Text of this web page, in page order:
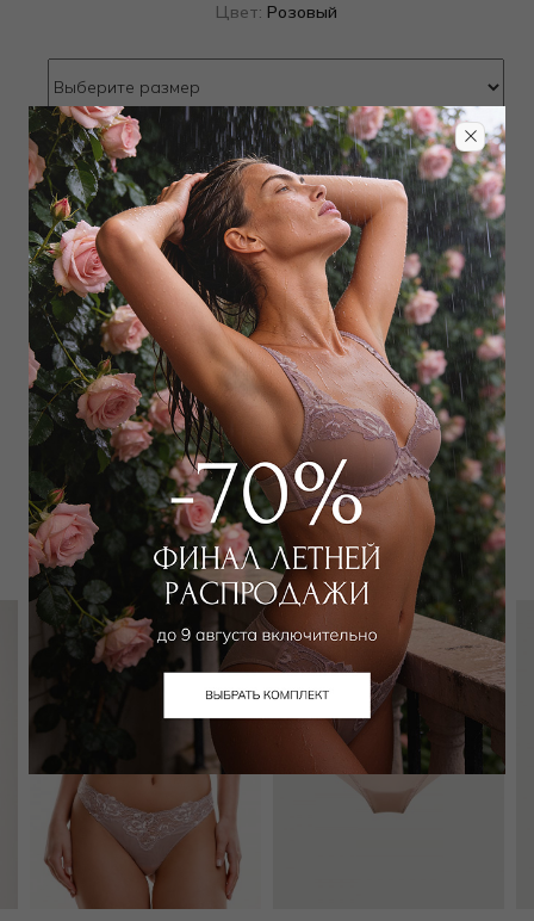
Цвет: Розовый
Определить размер
Наличие в магазинах
ТОВАР РАСПРОДАН
Добавить в избранное
Забронировать в магазине
Вам может подойти